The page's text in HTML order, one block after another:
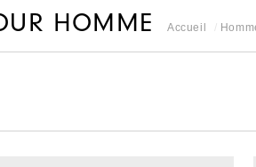
Accueil
HOMME